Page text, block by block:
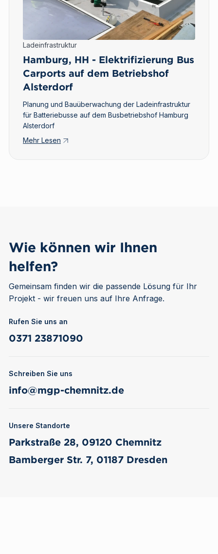
Ladeinfrastruktur
Hamburg, HH - Elektrifizierung Bus
Carports auf dem Betriebshof
Alsterdorf
Planung und Bauüberwachung der Ladeinfrastruktur
für Batteriebusse auf dem Busbetriebshof Hamburg
Alsterdorf
Mehr Lesen
Wie können wir Ihnen
helfen?
Gemeinsam finden wir die passende Lösung für Ihr
Projekt - wir freuen uns auf Ihre Anfrage.
Rufen Sie uns an
Telefon
0371 23871090
Schreiben Sie uns
E-Mail
info@mgp-chemnitz.de
Unsere Standorte
Standort Chemnitz
Parkstraße 28, 09120 Chemnitz
Standort Dresden
Bamberger Str. 7, 01187 Dresden